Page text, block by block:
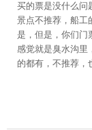
买的票是没什么问
景点不推荐，船工
是，但是，你们门
感觉就是臭水沟里
的都有，不推荐，
用这种脏水泼我